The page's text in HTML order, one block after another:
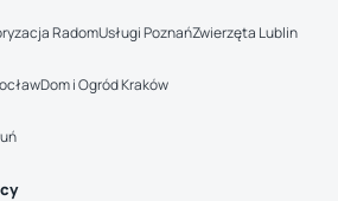
RadomUsługi PoznańZwierzęta Lublin
Dom i Ogród Kraków